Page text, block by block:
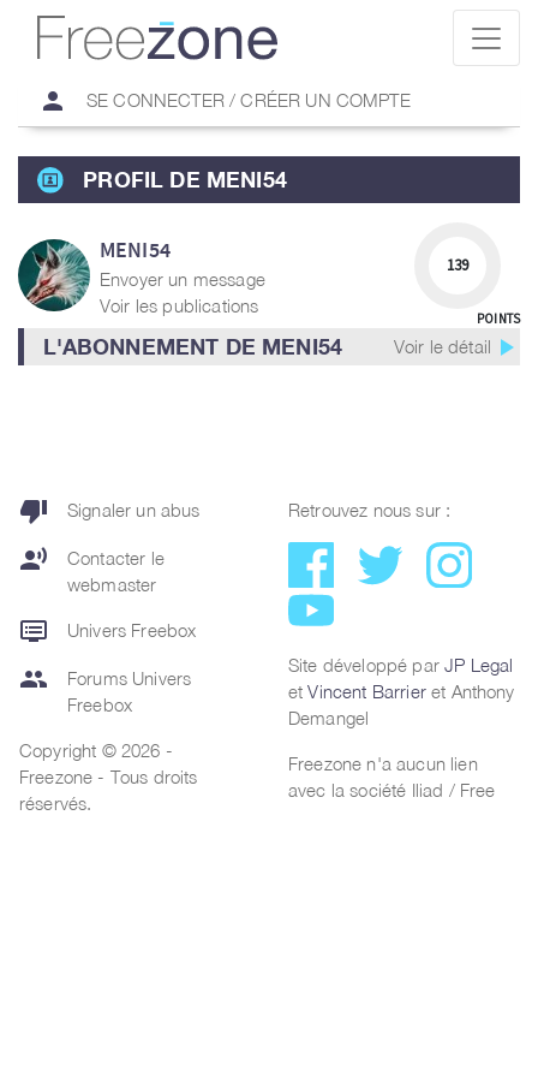
person SE CONNECTER / CRÉER UN COMPTE
PROFIL DE MENI54
MENI54
Envoyer un message
Voir les publications
139
POINTS
L'ABONNEMENT DE MENI54 Voir le détail play_arrow
thumb_down Signaler un abus
record_voice_over
Contacter le
webmaster
dvr Univers Freebox
group
Forums Univers
Freebox
Copyright © 2026 -
Freezone - Tous droits
réservés.
Retrouvez nous sur :
Site développé parJP Legal
etVincent Barrieret Anthony
Demangel
Freezone n'a aucun lien
avec la société Iliad / Free